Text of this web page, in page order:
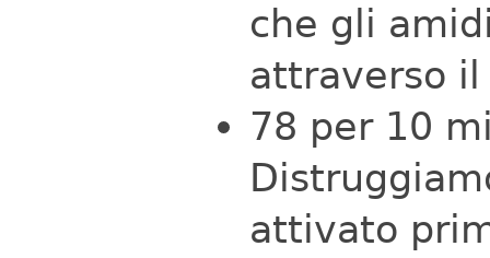
che gli
attraverso
78 per 10
attivato